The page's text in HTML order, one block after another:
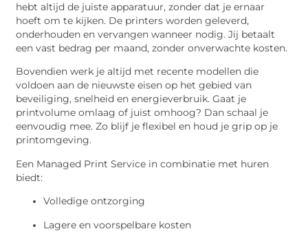
hebt altijd de juiste apparatuur, zonder dat je ernaar
hoeft om te kijken. De printers worden geleverd,
onderhouden en vervangen wanneer nodig. Jij betaalt
een vast bedrag per maand, zonder onverwachte kosten.
Bovendien werk je altijd met recente modellen die
voldoen aan de nieuwste eisen op het gebied van
beveiliging, snelheid en energieverbruik. Gaat je
printvolume omlaag of juist omhoog? Dan schaal je
eenvoudig mee. Zo blijf je flexibel en houd je grip op je
printomgeving.
Een Managed Print Service in combinatie met huren
biedt:
Volledige ontzorging
Lagere en voorspelbare kosten